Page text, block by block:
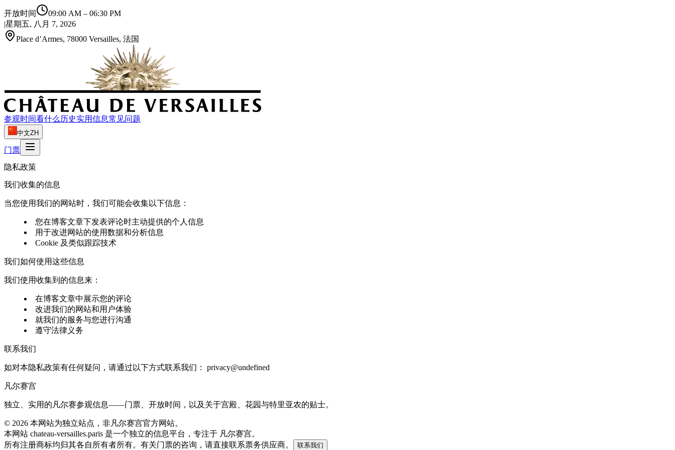
开放时间 09:00 AM – 06:30 PM
|星期五, 八月 7, 2026
Place d’Armes, 78000 Versailles, 法国
参观时间看什么 历史实用信息常见问题
中文ZH
门票
隐私政策
我们收集的信息
当您使用我们的网站时，我们可能会收集以下信息：
您在博客文章下发表评论时主动提供的个人信息
用于改进网站的使用数据和分析信息
Cookie 及类似跟踪技术
我们如何使用这些信息
我们使用收集到的信息来：
在博客文章中展示您的评论
改进我们的网站和用户体验
就我们的服务与您进行沟通
遵守法律义务
联系我们
如对本隐私政策有任何疑问，请通过以下方式联系我们： privacy@undefined
凡尔赛宫
独立、实用的凡尔赛参观信息——门票、开放时间，以及关于宫殿、花园与特里亚农的贴士。
© 2026 本网站为独立站点，非凡尔赛宫官方网站。
本网站 chateau-versailles.paris 是一个独立的信息平台，专注于 凡尔赛宫。
所有注册商标均归其各自所有者所有。有关门票的咨询，请直接联系票务供应商。
联系我们